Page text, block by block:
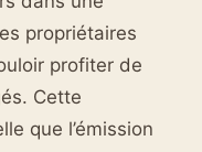
propriétaires
profiter de
Cette
que l’émission